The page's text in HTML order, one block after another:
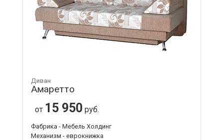
Диван
Амаретто
от 15 950 руб.
Фабрика - Мебель Холдинг
Механизм - еврокнижка